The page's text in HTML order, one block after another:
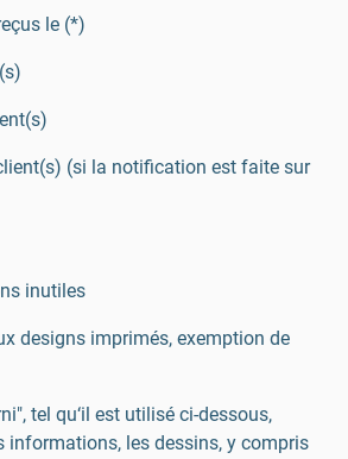
le (*)
(si la notification est faite sur
inutiles
designs imprimés, exemption de
tel qu‘il est utilisé ci-dessous,
informations, les dessins, y compris